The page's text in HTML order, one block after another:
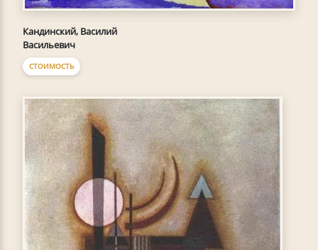
Кандинский, Василий
Васильевич
СТОИМОСТЬ